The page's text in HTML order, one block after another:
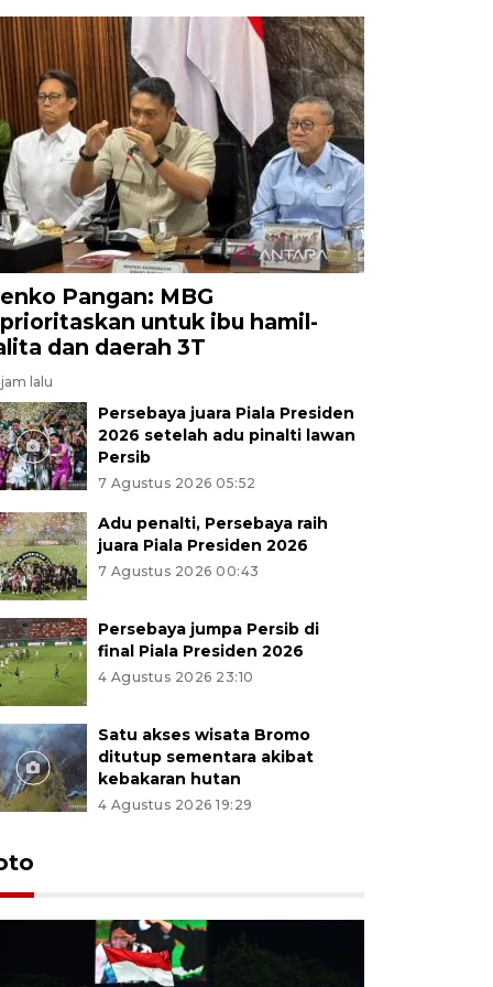
Pangan: MBG
untuk ibu hamil-
dan daerah 3T
lalu
Persebaya juara Piala Presiden
2026 setelah adu pinalti lawan
Persib
7 Agustus 2026 05:52
Adu penalti, Persebaya raih
juara Piala Presiden 2026
7 Agustus 2026 00:43
Persebaya jumpa Persib di
final Piala Presiden 2026
4 Agustus 2026 23:10
Satu akses wisata Bromo
ditutup sementara akibat
kebakaran hutan
4 Agustus 2026 19:29